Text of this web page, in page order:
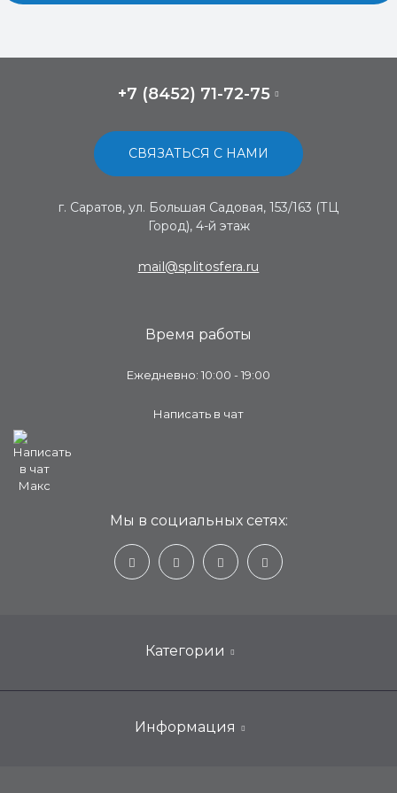
+7 (8452) 71-72-75
СВЯЗАТЬСЯ С НАМИ
г. Саратов, ул. Большая Садовая, 153/163 (ТЦ
Город), 4-й этаж
mail@splitosfera.ru
Категории
Настенные кондиционеры для дома
Информация
Время работы
Ежедневно: 10:00 - 19:00
Написать в чат
Мы в социальных сетях: